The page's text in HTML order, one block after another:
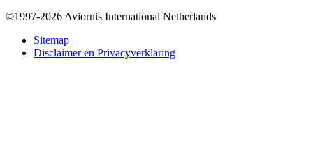
Bottom
©1997-2026 Aviornis International Netherlands
Sitemap
Disclaimer en Privacyverklaring